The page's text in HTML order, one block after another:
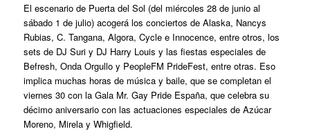
El escenario de Puerta del Sol (del miércoles 28 de junio al
sábado 1 de julio) acogerá los conciertos de Alaska, Nancys
Rubias, C. Tangana, Algora, Cycle e Innocence, entre otros, los
sets de DJ Suri y DJ Harry Louis y las fiestas especiales de
Befresh, Onda Orgullo y PeopleFM PrideFest, entre otras. Eso
implica muchas horas de música y baile, que se completan el
viernes 30 con la Gala Mr. Gay Pride España, que celebra su
décimo aniversario con las actuaciones especiales de Azúcar
Moreno, Mirela y Whigfield.